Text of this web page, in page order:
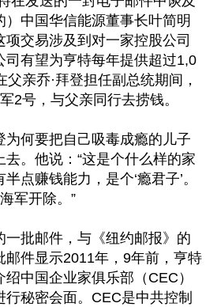
中国华信能源董事长叶简明
交易涉及到对一家控股公司
司有望为亨特每年提供超过1,0
亲乔·拜登担任副总统期间，
2号，与父亲同行去捞钱。
为何要把自己吸毒成瘾的儿子
。他说：“这是个什么样的家
点赚钱能力，是个‘瘾君子’。
军开除。”
一批邮件，与《纽约邮报》的
邮件显示2011年，9年前，亨特
中国企业家俱乐部（CEC）
秘密会面。CEC是中共控制